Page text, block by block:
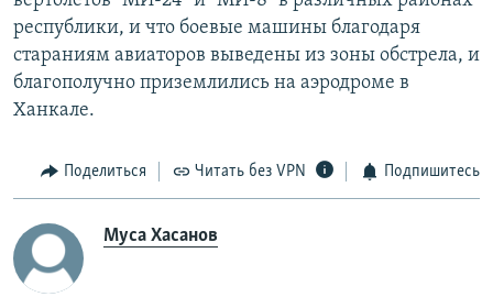
республики, и что боевые машины благодаря
стараниям авиаторов выведены из зоны обстрела, и
благополучно приземлились на аэродроме в
Ханкале.
Поделиться Читать без VPN Подпишитесь
Муса Хасанов